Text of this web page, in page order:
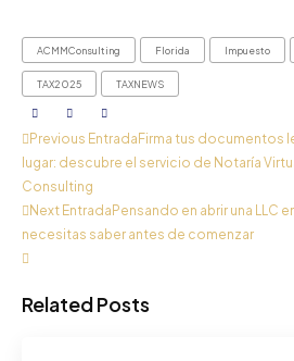
ACMMConsulting Florida Impuesto
TAX2025 TAXNEWS
Previous EntradaFirma tus documentos
lugar: descubre el servicio de Notaría
Consulting
Next EntradaPensando en abrir una LLC
necesitas saber antes de comenzar
Related Posts